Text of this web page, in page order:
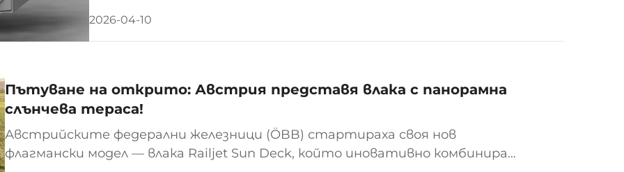
представлява значителен пробив в сектора на
тежкотоварното железопътно оборудване в страната.
2026-04-10
Пътуване на открито: Австрия представя влака с панорамна
слънчева тераса!
Австрийските федерални железници (ÖBB) стартираха своя нов
флагмански модел — влака Railjet Sun Deck, който иновативно комбинира